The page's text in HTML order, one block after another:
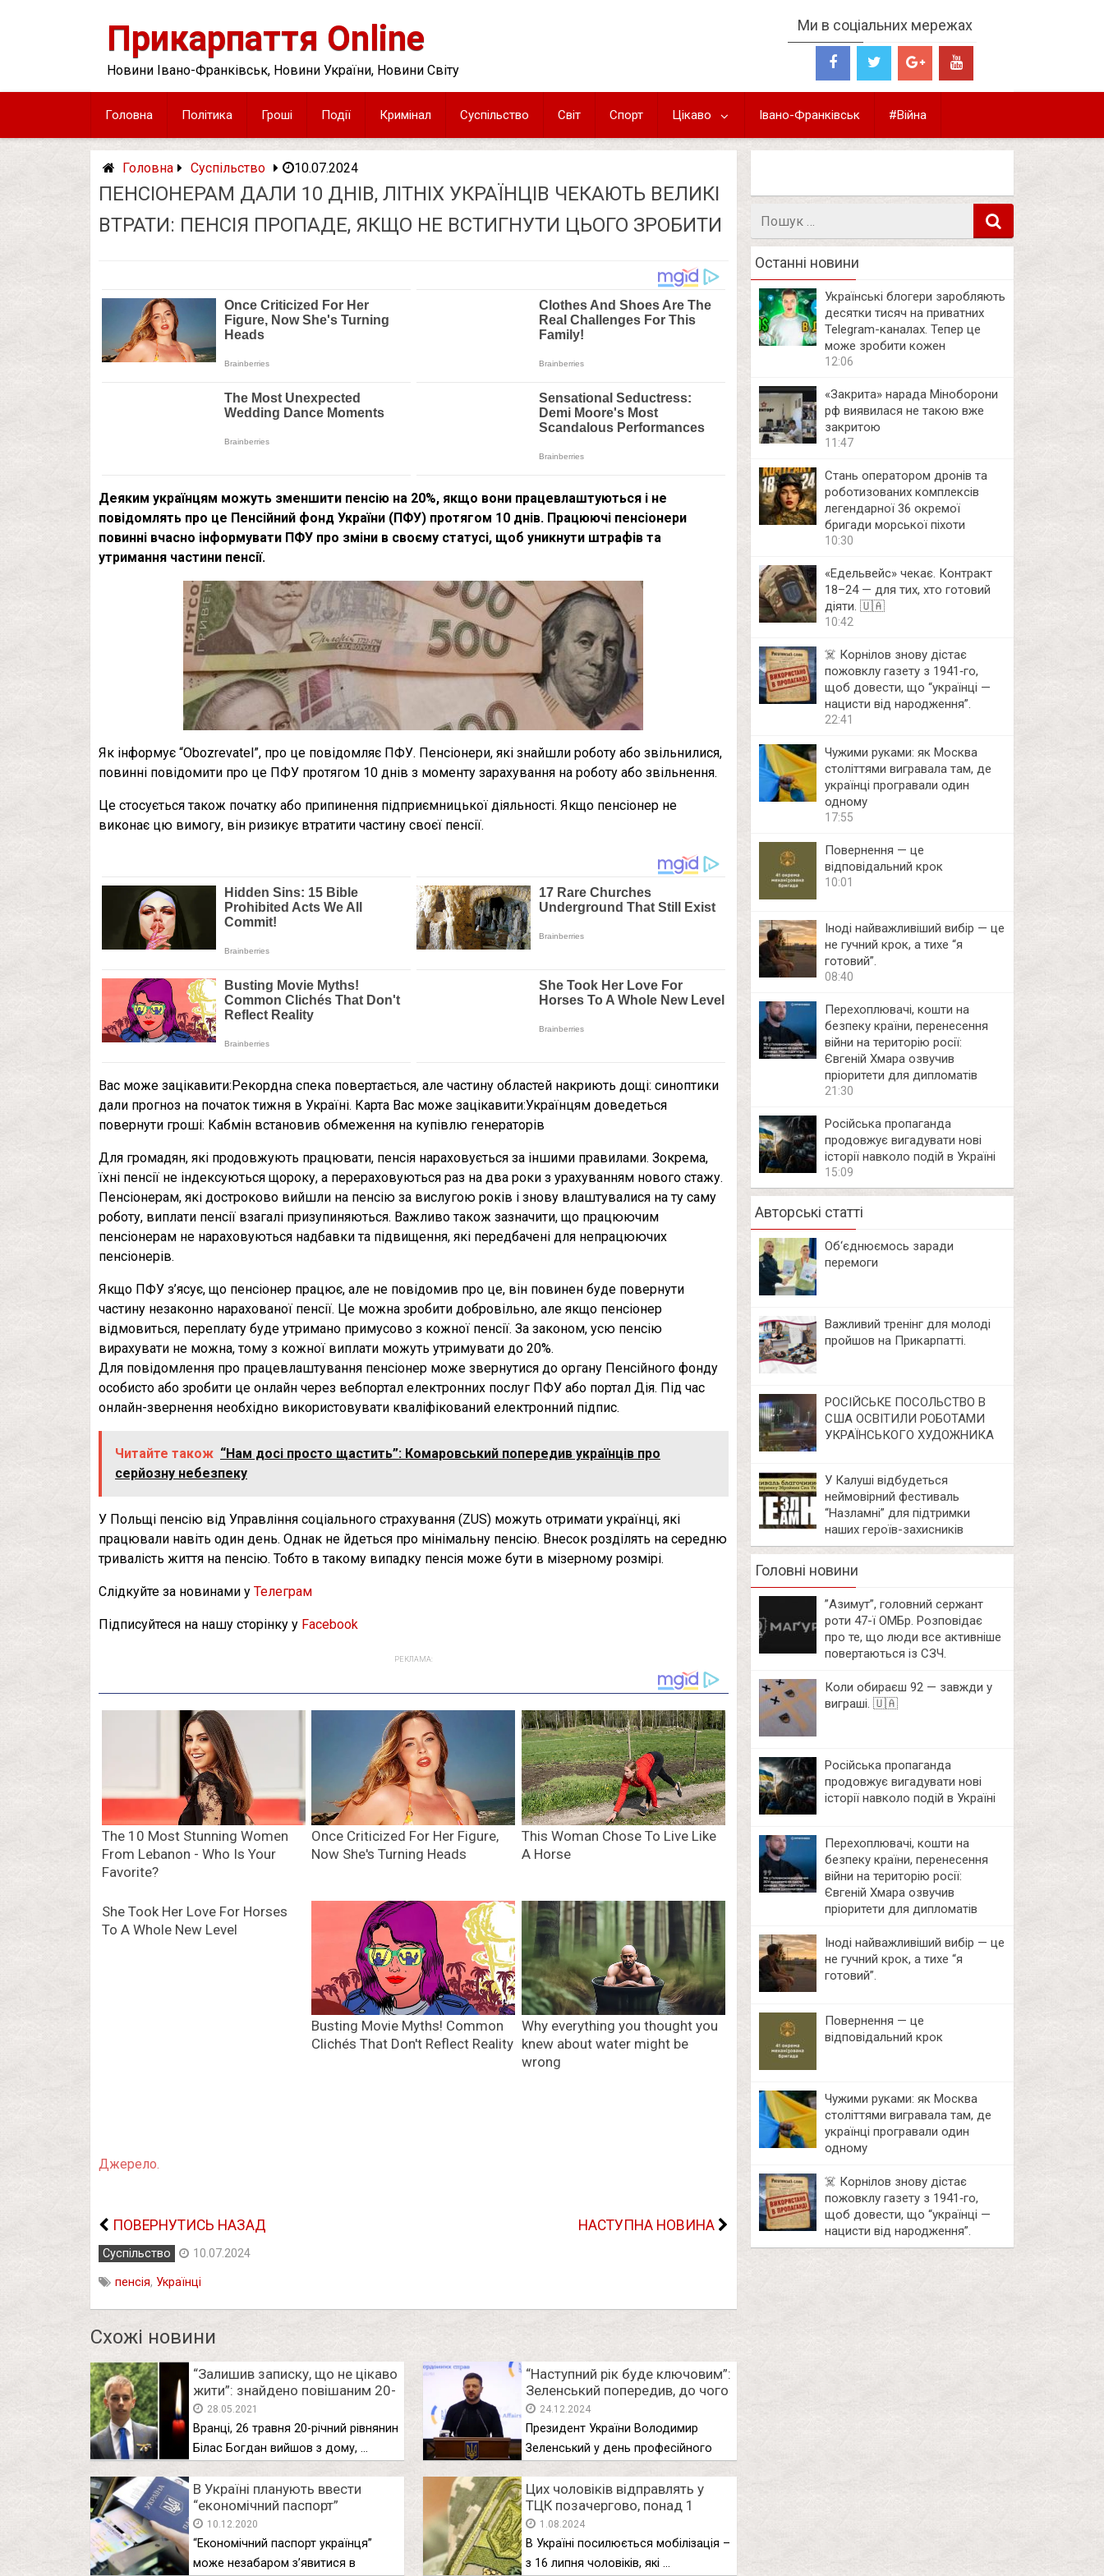
Прикарпаття Online
Новини Івано-Франківськ, Новини України, Новини Світу
Ми в соціальних мережах
Головна Політика Гроші Події Кримінал Суспільство Світ Спорт Цікаво Івано-Франківськ #Війна
Головна Суспільство 10.07.2024
ПЕНСІОНЕРАМ ДАЛИ 10 ДНІВ, ЛІТНІХ УКРАЇНЦІВ ЧЕКАЮТЬ ВЕЛИКІ
ВТРАТИ: ПЕНСІЯ ПРОПАДЕ, ЯКЩО НЕ ВСТИГНУТИ ЦЬОГО ЗРОБИТИ
Деяким українцям можуть зменшити пенсію на 20%, якщо вони працевлаштуються і не
повідомлять про це Пенсійний фонд України (ПФУ) протягом 10 днів. Працюючі пенсіонери
повинні вчасно інформувати ПФУ про зміни в своєму статусі, щоб уникнути штрафів та
утримання частини пенсії.
Як інформує “Obozrevatel”, про це повідомляє ПФУ. Пенсіонери, які знайшли роботу або звільнилися,
повинні повідомити про це ПФУ протягом 10 днів з моменту зарахування на роботу або звільнення.
Це стосується також початку або припинення підприємницької діяльності. Якщо пенсіонер не
виконає цю вимогу, він ризикує втратити частину своєї пенсії.
Вас може зацікавити:Рекордна спека повертається, але частину областей накриють дощі: синоптики
дали прогноз на початок тижня в Україні. Карта Вас може зацікавити:Українцям доведеться
повернути гроші: Кабмін встановив обмеження на купівлю генераторів
Для громадян, які продовжують працювати, пенсія нараховується за іншими правилами. Зокрема,
їхні пенсії не індексуються щороку, а перераховуються раз на два роки з урахуванням нового стажу.
Пенсіонерам, які достроково вийшли на пенсію за вислугою років і знову влаштувалися на ту саму
роботу, виплати пенсії взагалі призупиняються. Важливо також зазначити, що працюючим
пенсіонерам не нараховуються надбавки та підвищення, які передбачені для непрацюючих
пенсіонерів.
Якщо ПФУ з’ясує, що пенсіонер працює, але не повідомив про це, він повинен буде повернути
частину незаконно нарахованої пенсії. Це можна зробити добровільно, але якщо пенсіонер
відмовиться, переплату буде утримано примусово з кожної пенсії. За законом, усю пенсію
вирахувати не можна, тому з кожної виплати можуть утримувати до 20%.
Для повідомлення про працевлаштування пенсіонер може звернутися до органу Пенсійного фонду
особисто або зробити це онлайн через вебпортал електронних послуг ПФУ або портал Дія. Під час
онлайн-звернення необхідно використовувати кваліфікований електронний підпис.
Читайте також “Нам досі просто щастить”: Комаровський попередив українців про
серйозну небезпеку
У Польщі пенсію від Управління соціального страхування (ZUS) можуть отримати українці, які
працювали навіть один день. Однак не йдеться про мінімальну пенсію. Внесок розділять на середню
тривалість життя на пенсію. Тобто в такому випадку пенсія може бути в мізерному розмірі.
Слідкуйте за новинами у Телеграм
Підписуйтеся на нашу сторінку у Facebook
РЕКЛАМА:
Джерело.
ПОВЕРНУТИСЬ НАЗАД НАСТУПНА НОВИНА
Суспільство 10.07.2024
пенсія, Українці
Схожі новини
“Залишив записку, що не цікаво
жити”: знайдено повішаним 20-
річного хлопця
28.05.2021
Вранці, 26 травня 20-річний рівнянин
Білас Богдан вийшов з дому, …
“Наступний рік буде ключовим”:
Зеленський попередив, до чого
готуватися всім українцям
через війну
24.12.2024
Президент України Володимир
Зеленський у день професійного
В Україні планують ввести
“економічний паспорт”
10.12.2020
“Економічний паспорт українця”
може незабаром з’явитися в
Цих чоловіків відправлять у
ТЦК позачергово, понад 1
мільйон українців чекає
мобілізації до осені: повістки і
відстрочка
1.08.2024
В Україні посилюється мобілізація –
з 16 липня чоловіків, які …
Останні новини
Українські блогери заробляють
десятки тисяч на приватних
Telegram-каналах. Тепер це
може зробити кожен
12:06
«Закрита» нарада Міноборони
рф виявилася не такою вже
закритою
11:47
Стань оператором дронів та
роботизованих комплексів
легендарної 36 окремої
бригади морської піхоти
10:30
«Едельвейс» чекає. Контракт
18–24 — для тих, хто готовий
діяти. 🇺🇦
10:42
☠️ Корнілов знову дістає
пожовклу газету з 1941‑го,
щоб довести, що “українці —
нацисти від народження”.
22:41
Чужими руками: як Москва
століттями вигравала там, де
українці програвали один
одному
17:55
Повернення — це
відповідальний крок
10:01
Іноді найважливіший вибір — це
не гучний крок, а тихе “я
готовий”.
08:40
Перехоплювачі, кошти на
безпеку країни, перенесення
війни на територію росії:
Євгеній Хмара озвучив
пріоритети для дипломатів
21:30
Російська пропаганда
продовжує вигадувати нові
історії навколо подій в Україні
15:09
Авторські статті
Об‘єднюємось заради
перемоги
Важливий тренінг для молоді
пройшов на Прикарпатті.
РОСІЙСЬКЕ ПОСОЛЬСТВО В
США ОСВІТИЛИ РОБОТАМИ
УКРАЇНСЬКОГО ХУДОЖНИКА
У Калуші відбудеться
неймовірний фестиваль
“Назламні” для підтримки
наших героїв-захисників
Головні новини
⁨”Азимут”, головний сержант
роти 47-ї ОМБр. Розповідає
про те, що люди все активніше
повертаються із СЗЧ.
Коли обираєш 92 — завжди у
виграші. 🇺🇦
Російська пропаганда
продовжує вигадувати нові
історії навколо подій в Україні
Перехоплювачі, кошти на
безпеку країни, перенесення
війни на територію росії:
Євгеній Хмара озвучив
пріоритети для дипломатів
Іноді найважливіший вибір — це
не гучний крок, а тихе “я
готовий”.
Повернення — це
відповідальний крок
Чужими руками: як Москва
століттями вигравала там, де
українці програвали один
одному
☠️ Корнілов знову дістає
пожовклу газету з 1941‑го,
щоб довести, що “українці —
нацисти від народження”.